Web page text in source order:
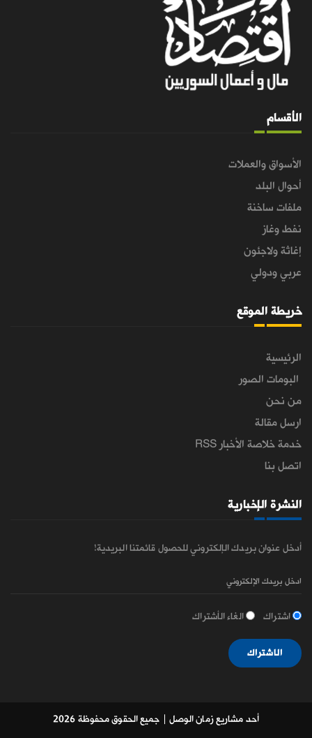
الأقسام
الأسواق والعملات
أحوال البلد
ملفات ساخنة
نفط وغاز
إغاثة ولاجئون
عربي ودولي
خريطة الموقع
الرئيسية
البومات الصور
من نحن
ارسل مقالة
خدمة خلاصة الأخبار RSS
اتصل بنا
النشرة الإخبارية
أدخل عنوان بريدك الإلكتروني للحصول قائمتنا البريدية!
اشتراك الغاء الأشتراك
الاشتراك
أحد مشاريع زمان الوصل | جميع الحقوق محفوظة 2026